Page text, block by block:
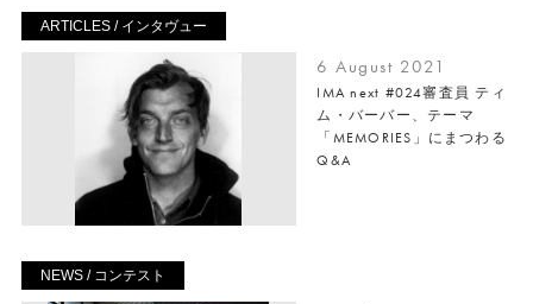
ARTICLES / インタヴュー
6 August 2021
IMA next #024審査員 ティ
ム・バーバー、テーマ
「MEMORIES」にまつわる
Q&A
NEWS / コンテスト